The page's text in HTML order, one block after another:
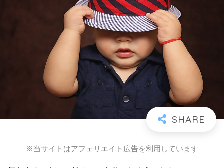
※当サイトはアフェリエイト広告を利用しています